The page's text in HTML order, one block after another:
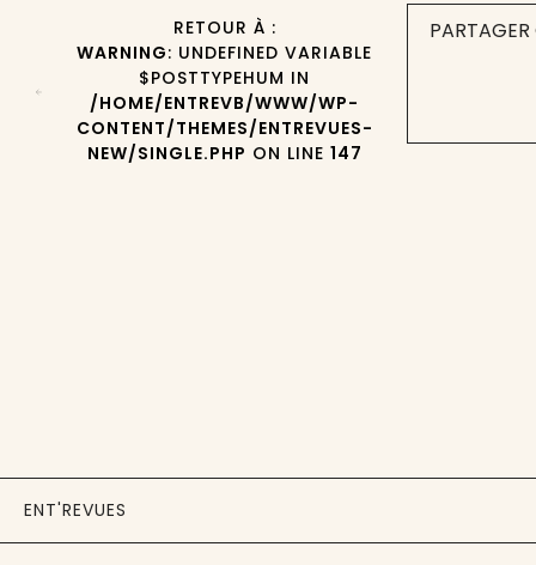
RETOUR À :
WARNING: UNDEFINED VARIABLE
$POSTTYPEHUM IN
/HOME/ENTREVB/WWW/WP-
CONTENT/THEMES/ENTREVUES-
NEW/SINGLE.PHP ON LINE 147
ENT'REVUES